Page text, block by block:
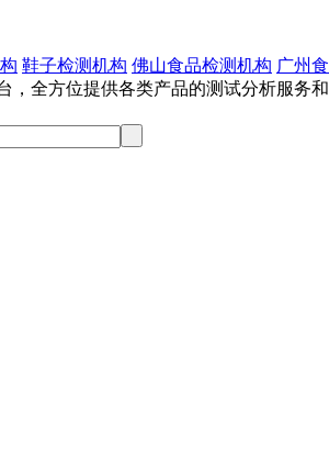
鞋子检测机构 佛山食品检测机构 广州
，全方位提供各类产品的测试分析服务